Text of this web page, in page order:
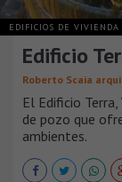
EDIFICIOS DE VIVIENDA
Edificio
Roberto Scaia
El Edificio
de pozo que
ambientes.